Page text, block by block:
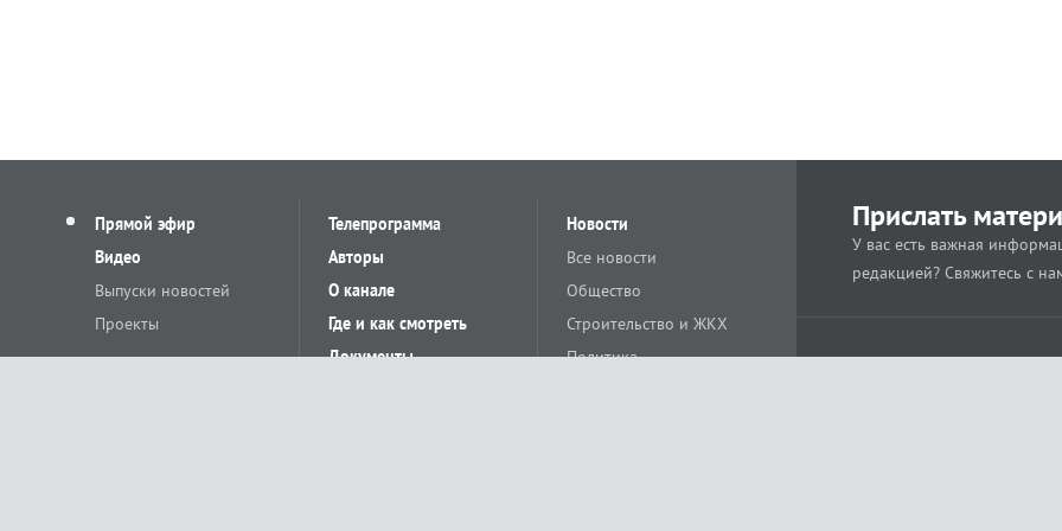
Прямой эфир
Видео
Выпуски новостей
Проекты
Телепрограмма
Авторы
О канале
Где и как смотреть
Документы
Новости
Все новости
Общество
Строительство и ЖКХ
Политика
Прислать
У вас есть важная
редакцией? Свяжитесь с